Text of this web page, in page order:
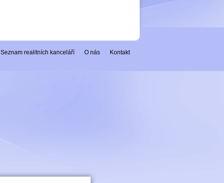
Kontakt
O nás
Seznam realitních kanceláří